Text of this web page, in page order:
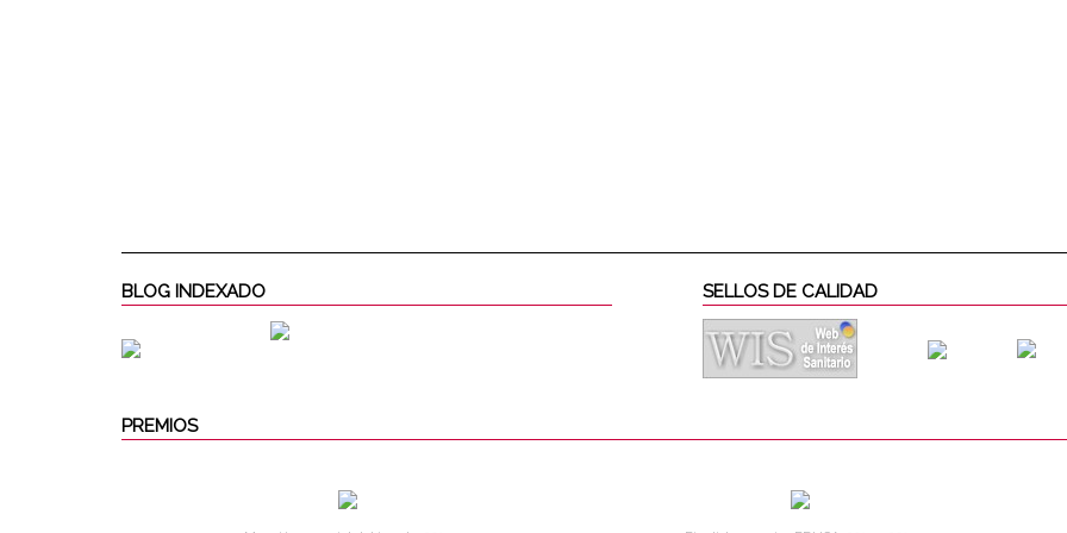
BLOG INDEXADO SELLOS DE CALIDAD
PREMIOS